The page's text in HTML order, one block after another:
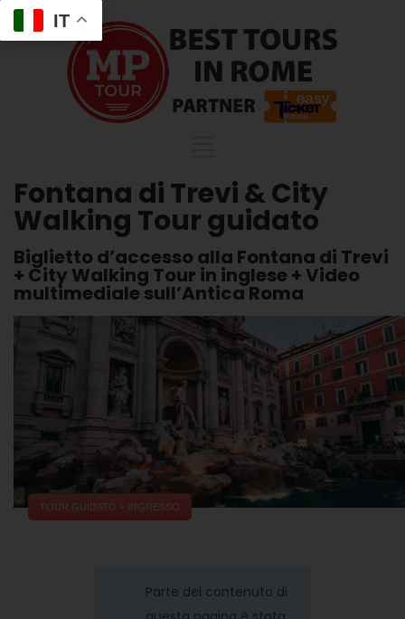
Fontana di Trevi & City
Walking Tour guidato
Biglietto d’accesso alla Fontana di Trevi
+ City Walking Tour in inglese + Video
multimediale sull’Antica Roma
TOUR GUIDATO + INGRESSO
Parte del contenuto di
IT